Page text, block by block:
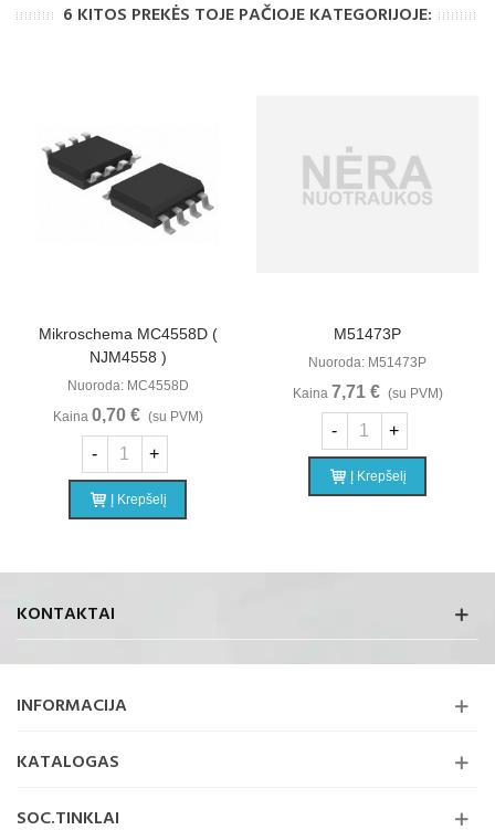
6 KITOS PREKĖS TOJE PAČIOJE KATEGORIJOJE:
Mikroschema MC4558D (
NJM4558 )
Nuoroda: MC4558D
Kaina 0,70 € (su PVM)
- +
Į Krepšelį
M51473P
Nuoroda: M51473P
Kaina 7,71 € (su PVM)
- +
Į Krepšelį
KONTAKTAI
INFORMACIJA
KATALOGAS
SOC.TINKLAI